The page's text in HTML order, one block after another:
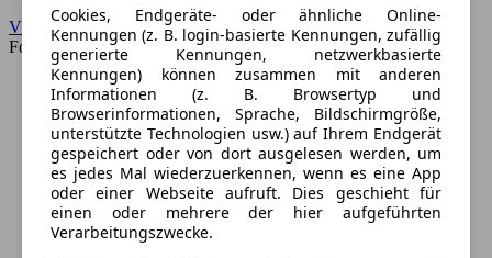
VW
Forum
Cookies, Endgeräte- oder ähnliche Online-
Kennungen (z. B. login-basierte Kennungen, zufällig
generierte Kennungen, netzwerkbasierte
Kennungen) können zusammen mit anderen
Informationen (z. B. Browsertyp und
Browserinformationen, Sprache, Bildschirmgröße,
unterstützte Technologien usw.) auf Ihrem Endgerät
gespeichert oder von dort ausgelesen werden, um
es jedes Mal wiederzuerkennen, wenn es eine App
oder einer Webseite aufruft. Dies geschieht für
einen oder mehrere der hier aufgeführten
Verarbeitungszwecke.